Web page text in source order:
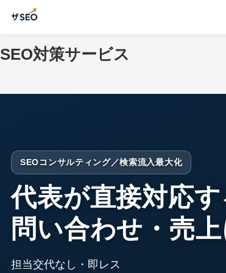
SEO対策サービス
SEOコンサルティング／検索流入最大化
代表が直接対応す
問い合わせ・売
担当交代なし・即レス